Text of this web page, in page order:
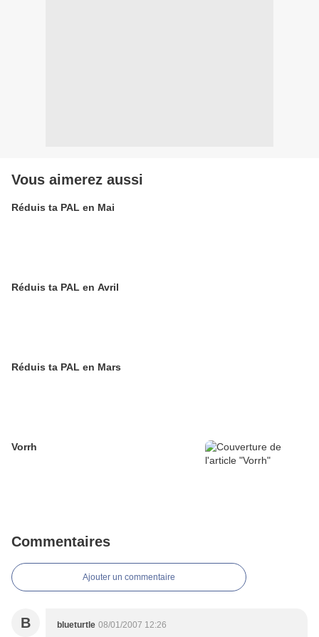
Vous aimerez aussi
Réduis ta PAL en Mai
Réduis ta PAL en Avril
Réduis ta PAL en Mars
Vorrh
Commentaires
Ajouter un commentaire
B blueturtle 08/01/2007 12:26